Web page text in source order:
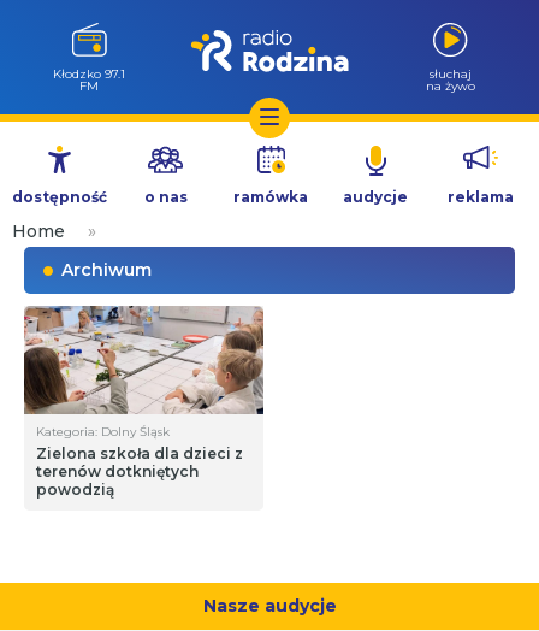
Przejdź
treści
Kłodzko 97.1
FM
słuchaj
na żywo
dostępność o nas ramówka audycje reklama
Home
»
Archiwum
Kategoria: Dolny Śląsk
Zielona szkoła dla dzieci z
terenów dotkniętych
powodzią
Nasze audycje